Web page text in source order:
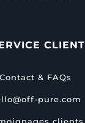
CLIENT
Contact & FAQs
pure.com